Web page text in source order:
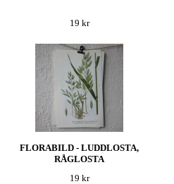
19 kr
FLORABILD - LUDDLOSTA,
RÅGLOSTA
19 kr